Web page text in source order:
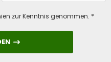
zur Kenntnis genommen. *